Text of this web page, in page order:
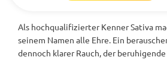
Als hochqualifizierter Kenner Sativa
seinem Namen alle Ehre. Ein
dennoch klarer Rauch, der
Wirkungen hat, ohne die